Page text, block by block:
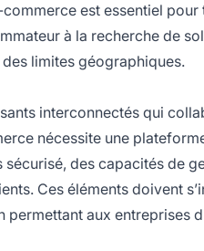
est essentiel
à la recherche de
limites géographiques.
interconnectés qui
nécessite une
des capacités de
Ces éléments doivent
aux entreprises